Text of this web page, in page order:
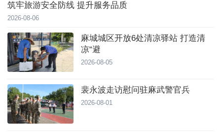
筑牢旅游安全防线 提升服务品质
2026-08-06
麻城城区开放6处清凉驿站 打造清
凉“避
2026-08-05
裴永波走访慰问驻麻武警官兵
2026-08-01